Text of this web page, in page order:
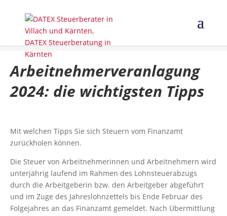
Arbeitnehmerveranlagung
2024: die wichtigsten Tipps
Mit welchen Tipps Sie sich Steuern vom Finanzamt
zurückholen können.
Die Steuer von Arbeitnehmerinnen und Arbeitnehmern wird
unterjährig laufend im Rahmen des Lohnsteuerabzugs
durch die Arbeitgeberin bzw. den Arbeitgeber abgeführt
und im Zuge des Jahreslohnzettels bis Ende Februar des
Folgejahres an das Finanzamt gemeldet. Nach Übermittlung